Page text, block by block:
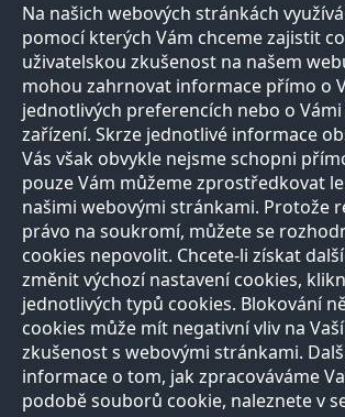
Na našich webových stránkách
pomocí kterých Vám chceme zajistit
uživatelskou zkušenost na našem
mohou zahrnovat informace přímo o
jednotlivých preferencích nebo o
zařízení. Skrze jednotlivé informace
Vás však obvykle nejsme schopni
pouze Vám můžeme zprostředkovat
našimi webovými stránkami. Protože
právo na soukromí, můžete se
cookies nepovolit. Chcete-li získat
změnit výchozí nastavení cookies,
jednotlivých typů cookies. Blokování
cookies může mít negativní vliv na
zkušenost s webovými stránkami.
informace o tom, jak zpracováváme
podobě souborů cookie, naleznete v